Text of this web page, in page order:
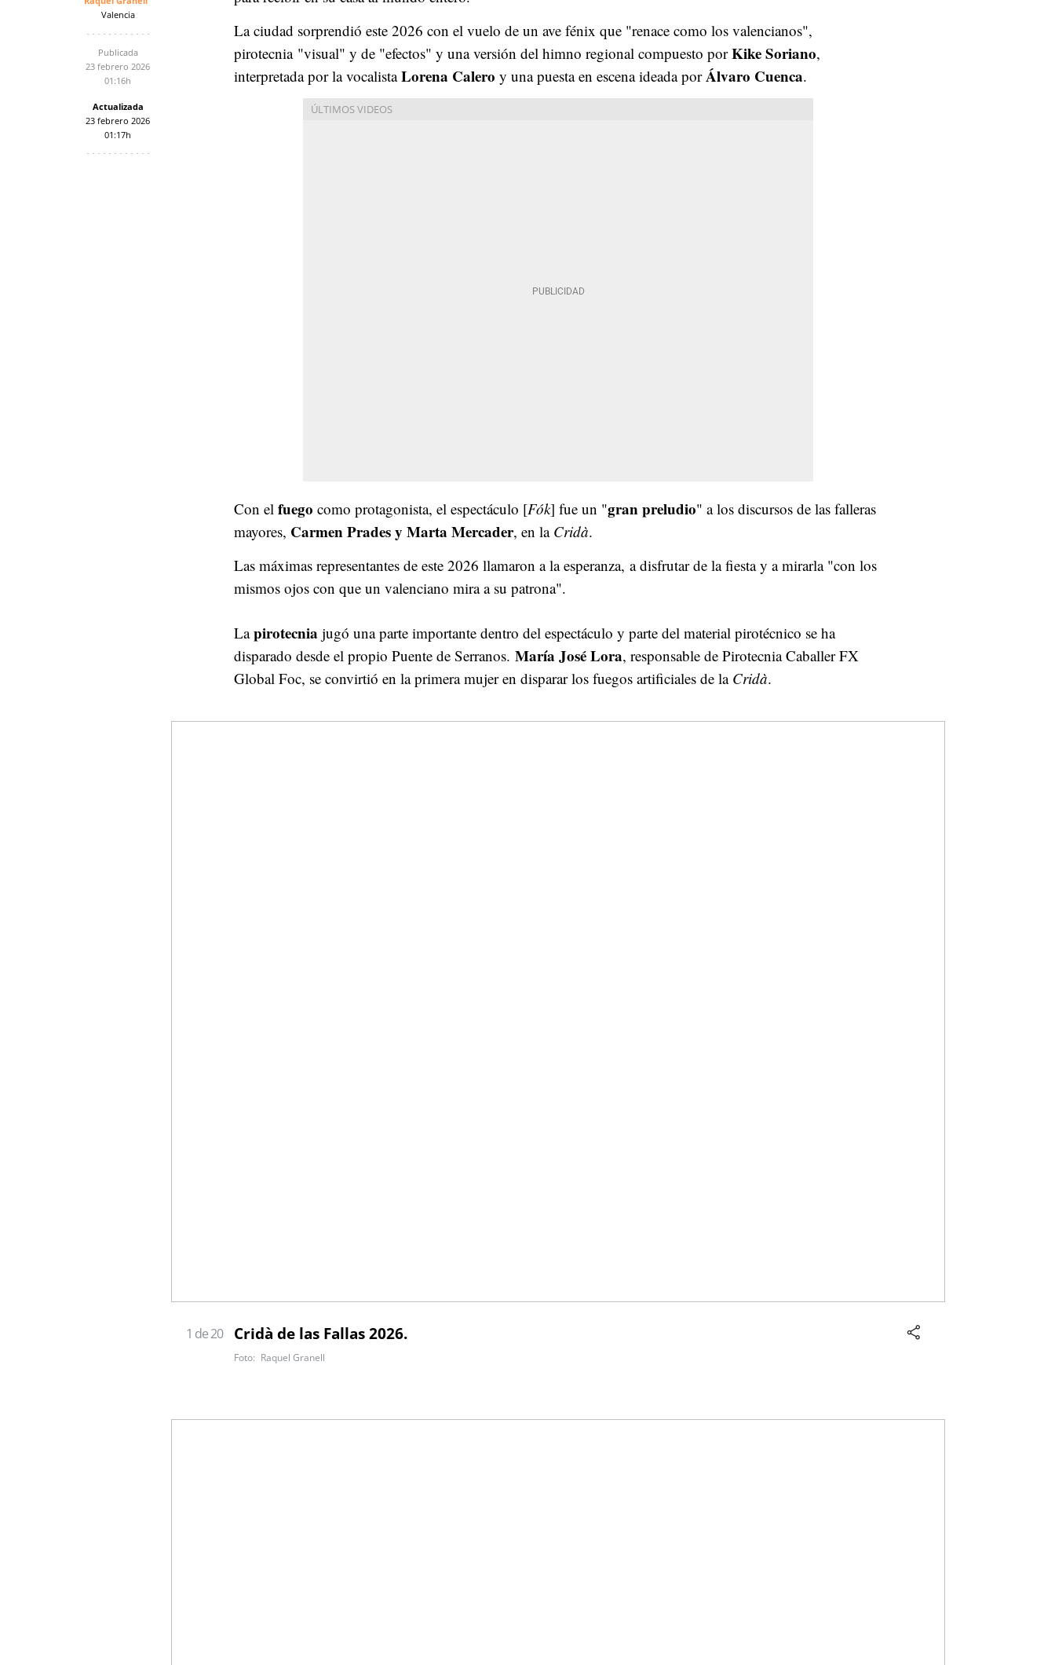
Valencia
Publicada
23 febrero 2026
01:16h
Actualizada
23 febrero 2026
01:17h
La ciudad sorprendió este 2026 con el vuelo de un ave fénix que "renace como los valencianos",
pirotecnia"visual" y de "efectos" y una versión del himno regional compuesto porKike Soriano,
interpretada por la vocalistaLorena Calero y una puesta en escena ideada porÁlvaro Cuenca.
Con el fuego como protagonista, el espectáculo [Fók] fue un "gran preludio" a los discursos de las falleras
mayores, Carmen Prades y Marta Mercader, en la Cridà.
Las máximas representantes de este 2026 llamaron a la esperanza, a disfrutar de la fiesta y a mirarla "con los
mismos ojos con que un valenciano mira a su patrona".
Lapirotecnia jugó una parte importante dentro del espectáculo y parte del material pirotécnico se ha
disparado desde el propio Puente de Serranos. María José Lora, responsable de Pirotecnia Caballer FX
Global Foc, se convirtió en la primera mujer en disparar los fuegos artificiales de la Cridà.
1 de 20 Cridà de las Fallas 2026.
Raquel Granell